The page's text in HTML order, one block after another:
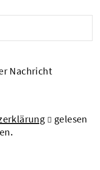
Nachricht
gelesen